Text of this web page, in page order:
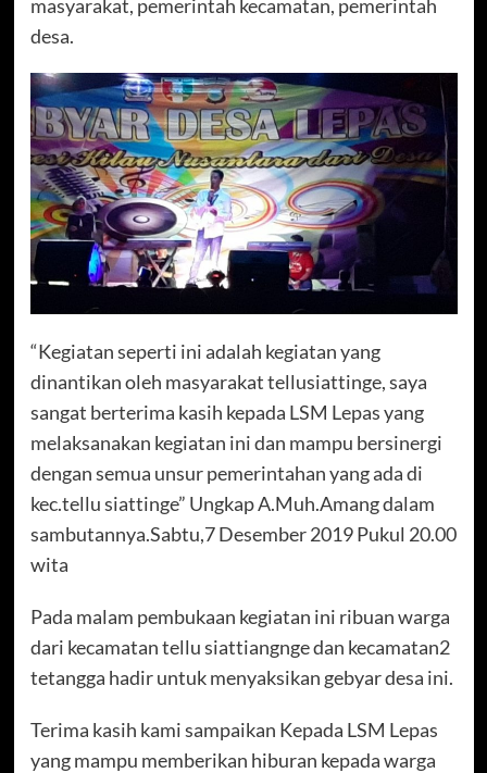
masyarakat, pemerintah kecamatan, pemerintah
desa.
“Kegiatan seperti ini adalah kegiatan yang
dinantikan oleh masyarakat tellusiattinge, saya
sangat berterima kasih kepada LSM Lepas yang
melaksanakan kegiatan ini dan mampu bersinergi
dengan semua unsur pemerintahan yang ada di
kec.tellu siattinge” Ungkap A.Muh.Amang dalam
sambutannya.Sabtu,7 Desember 2019 Pukul 20.00
wita
Pada malam pembukaan kegiatan ini ribuan warga
dari kecamatan tellu siattiangnge dan kecamatan2
tetangga hadir untuk menyaksikan gebyar desa ini.
Terima kasih kami sampaikan Kepada LSM Lepas
yang mampu memberikan hiburan kepada warga